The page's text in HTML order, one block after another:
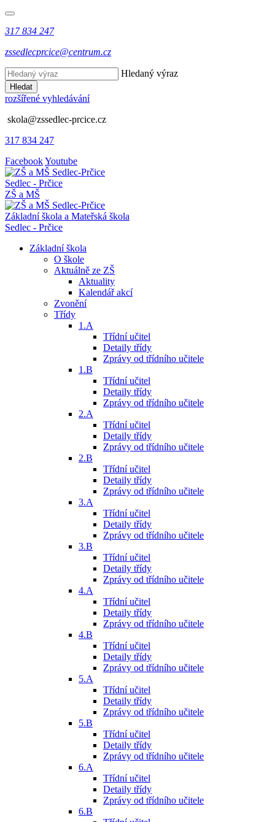
317 834 247
zssedlecprcice@centrum.cz
Hledaný výraz
Hledat
rozšířené vyhledávání
skola@zssedlec-prcice.cz
317 834 247
FacebookYoutube
Sedlec - Prčice
ZŠ a MŠ
Základní škola a Mateřská škola
Sedlec - Prčice
Základní škola
O škole
Aktuálně ze ZŠ
Aktuality
Kalendář akcí
Zvonění
Třídy
1.A
Třídní učitel
Detaily třídy
Zprávy od třídního učitele
1.B
Třídní učitel
Detaily třídy
Zprávy od třídního učitele
2.A
Třídní učitel
Detaily třídy
Zprávy od třídního učitele
2.B
Třídní učitel
Detaily třídy
Zprávy od třídního učitele
3.A
Třídní učitel
Detaily třídy
Zprávy od třídního učitele
3.B
Třídní učitel
Detaily třídy
Zprávy od třídního učitele
4.A
Třídní učitel
Detaily třídy
Zprávy od třídního učitele
4.B
Třídní učitel
Detaily třídy
Zprávy od třídního učitele
5.A
Třídní učitel
Detaily třídy
Zprávy od třídního učitele
5.B
Třídní učitel
Detaily třídy
Zprávy od třídního učitele
6.A
Třídní učitel
Detaily třídy
Zprávy od třídního učitele
6.B